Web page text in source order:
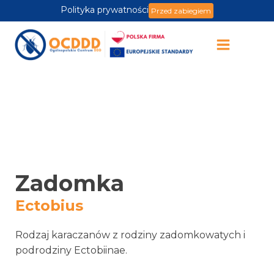
Polityka prywatności Przed zabiegiem
Zadomka
Ectobius
Rodzaj karaczanów z rodziny zadomkowatych i
podrodziny Ectobiinae.